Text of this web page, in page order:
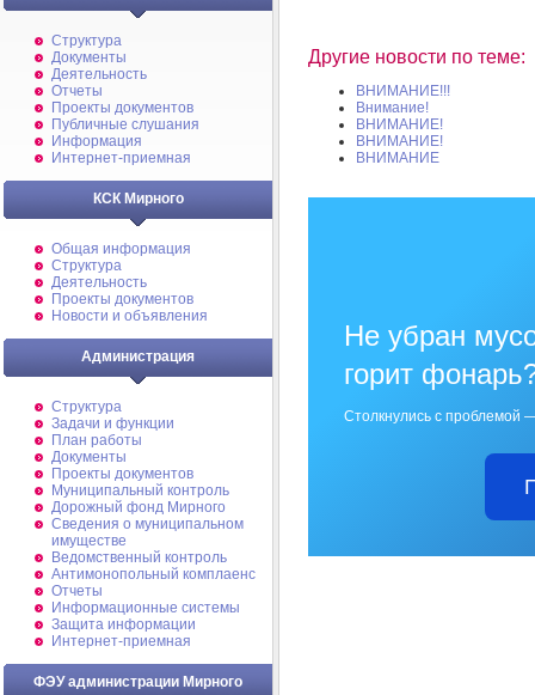
Структура
Документы
Деятельность
Отчеты
Проекты документов
Публичные слушания
Информация
Интернет-приемная
КСК Мирного
Общая информация
Структура
Деятельность
Проекты документов
Новости и объявления
Администрация
Структура
Задачи и функции
План работы
Документы
Проекты документов
Муниципальный контроль
Дорожный фонд Мирного
Cведения о муниципальном
имуществе
Ведомственный контроль
Антимонопольный комплаенс
Отчеты
Информационные системы
Защита информации
Интернет-приемная
ФЭУ администрации Мирного
Другие новости по теме:
ВНИМАНИЕ!!!
Внимание!
ВНИМАНИЕ!
ВНИМАНИЕ!
ВНИМАНИЕ
Не убран
горит
Столкнулись с проблемой